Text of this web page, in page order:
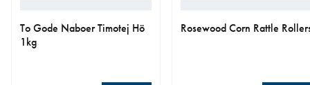
To Gode Naboer Timotej Hö
1kg
Rosewood Corn Rattle